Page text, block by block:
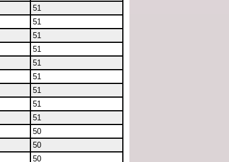
51
51
51
51
51
51
51
51
51
50
50
50